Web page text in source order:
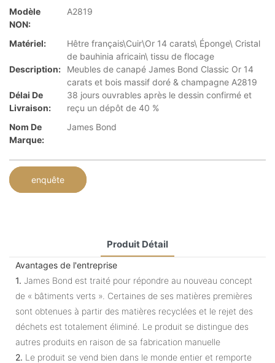
Modèle
NON:
A2819
Matériel:
Hêtre français\Cuir\Or 14 carats\ Éponge\ Cristal
de bauhinia africain\ tissu de flocage
Description:
Meubles de canapé James Bond Classic Or 14
carats et bois massif doré & champagne A2819
Délai De
Livraison:
38 jours ouvrables après le dessin confirmé et
reçu un dépôt de 40 %
Nom De
Marque:
James Bond
enquête
Produit Détail
Avantages de l'entreprise
1. James Bond est traité pour répondre au nouveau concept
de « bâtiments verts ». Certaines de ses matières premières
sont obtenues à partir des matières recyclées et le rejet des
déchets est totalement éliminé. Le produit se distingue des
autres produits en raison de sa fabrication manuelle
2. Le produit se vend bien dans le monde entier et remporte